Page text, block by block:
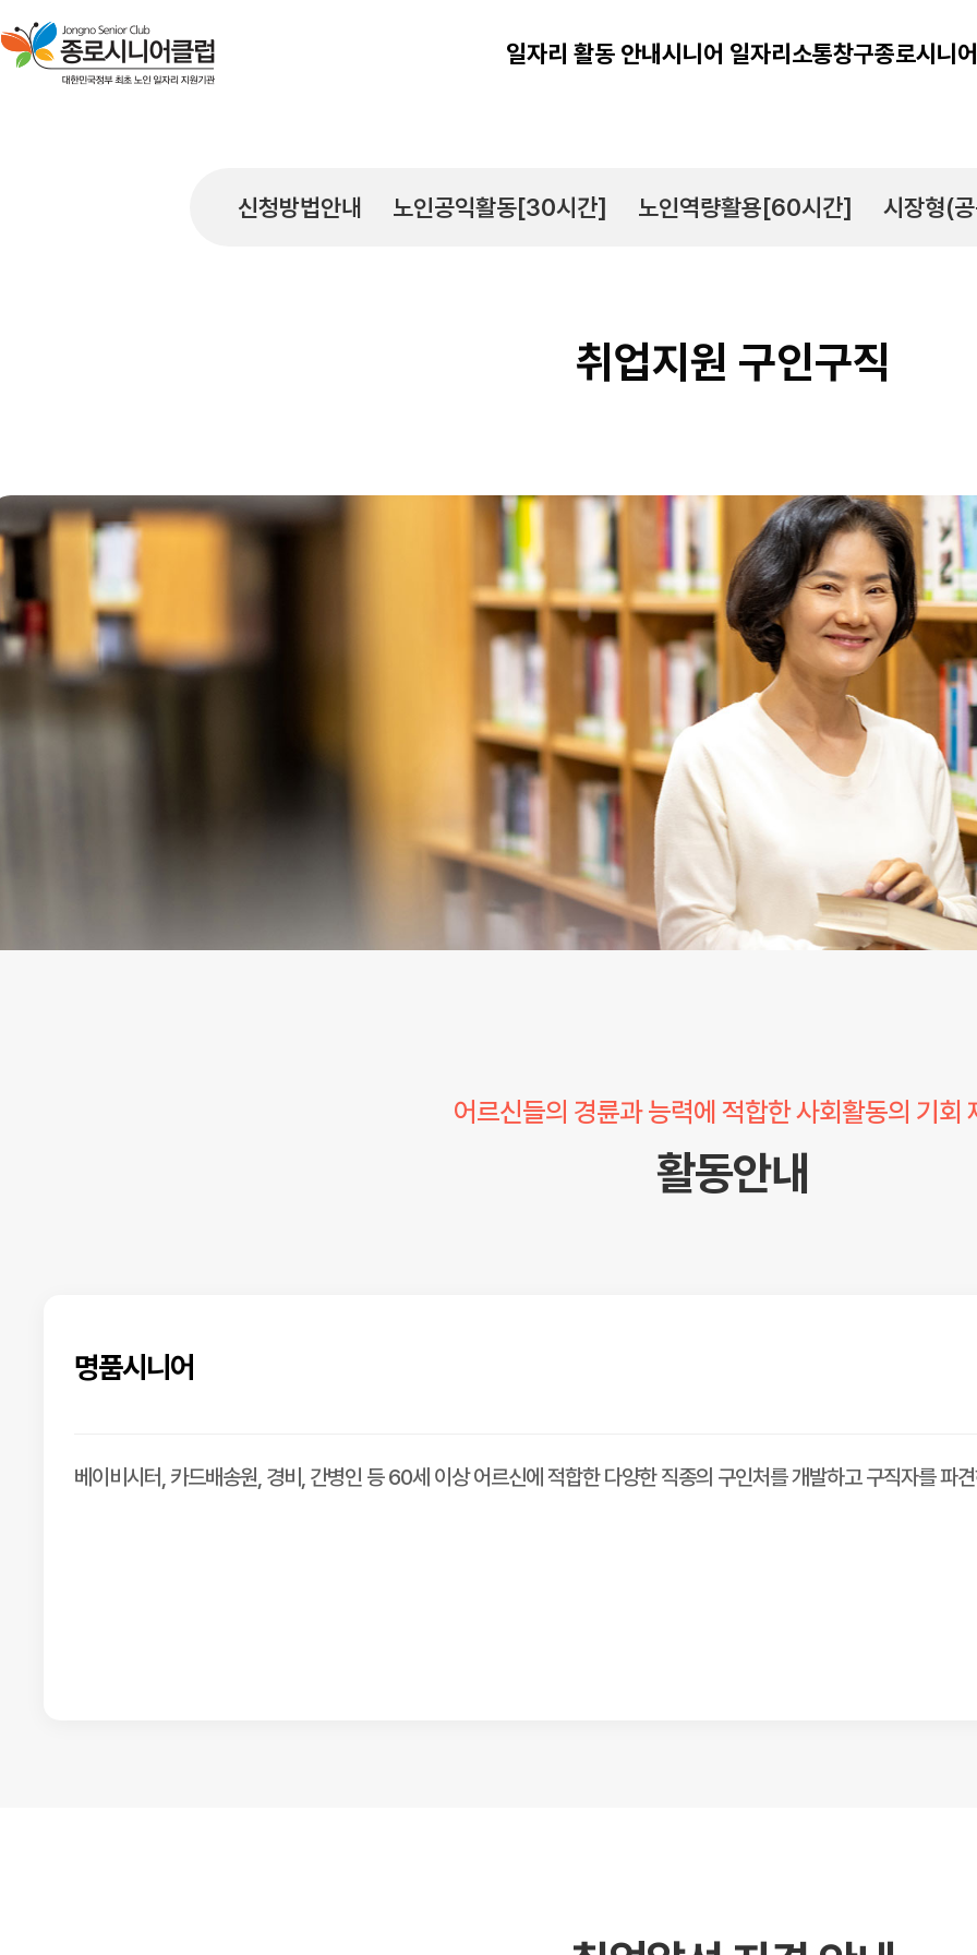
일자리 활동 안내시니어 일자리소통창구종로시니
신청방법안내 노인공익활동[30시간] 노인역량활용[60시간] 시장형(
취업지원 구인구직
어르신들의 경륜과 능력에 적합한 사회활동의 기회
활동안내
명품시니어
베이비시터, 카드배송원, 경비, 간병인 등 60세 이상 어르신에 적합한 다양한 직종의 구인처를 개발하고 구직자를 파